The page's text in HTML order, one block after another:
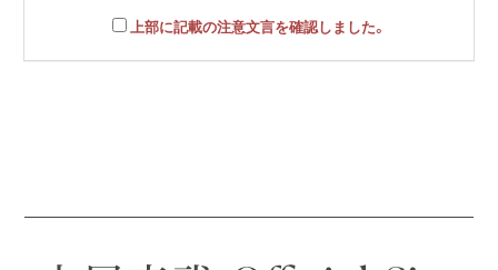
上部に記載の注意文言を確認しました。